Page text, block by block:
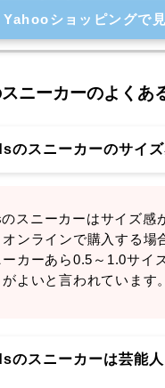
Yahooショッピングで
ニーカーのよくあ
のスニーカーのサイズ
スニーカーはサイズ感
ンラインで購入する場
カーあら0.5～1.0サイ
よいと言われています。
のスニーカーは芸能人